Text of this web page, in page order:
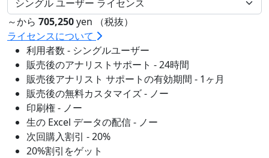
～から 705,250yen （税抜）
ライセンスについて
利用者数 - シングルユーザー
販売後のアナリストサポート - 24時間
販売後アナリスト サポートの有効期間 - 1ヶ月
販売後の無料カスタマイズ - ノー
印刷権 - ノー
生の Excel データの配信 - ノー
次回購入割引 - 20%
20%割引をゲット